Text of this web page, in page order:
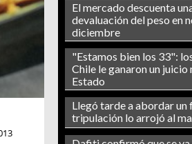
El mercado descuenta
devaluación del peso en
diciembre
"Estamos bien los 33":
Chile le ganaron un
Estado
Llegó tarde a abordar un
tripulación lo arrojó al